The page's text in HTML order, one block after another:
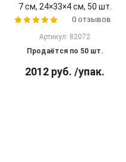
7 см, 24×33×4 cм, 50 шт.
0 отзывов
Артикул: 82072
Продаётся по 50 шт.
2012 руб. /упак.